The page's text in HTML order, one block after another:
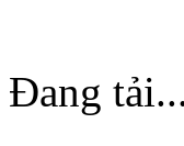
Đang